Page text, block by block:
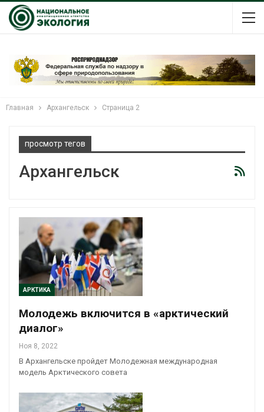
Главная Архангельск Страница 2
просмотр тегов
Архангельск
АРКТИКА
Молодежь включится в «арктический
диалог»
Ноя 8, 2022
В Архангельске пройдет Молодежная международная
модель Арктического совета